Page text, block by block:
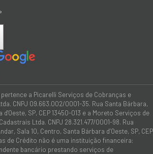
a Picarelli Serviços de Cobranças e
CNPJ 09.663.002/0001-35. Rua Santa Bárbara,
d'Oeste, SP, CEP 13450-013 e a Moreto Serviços de
Ltda. CNPJ 28.321.477/0001-98. Rua
Sala 10, Centro, Santa Bárbara d’Oeste, SP, CEP
de Crédito não é uma instituição financeira:
bancário prestando serviços de